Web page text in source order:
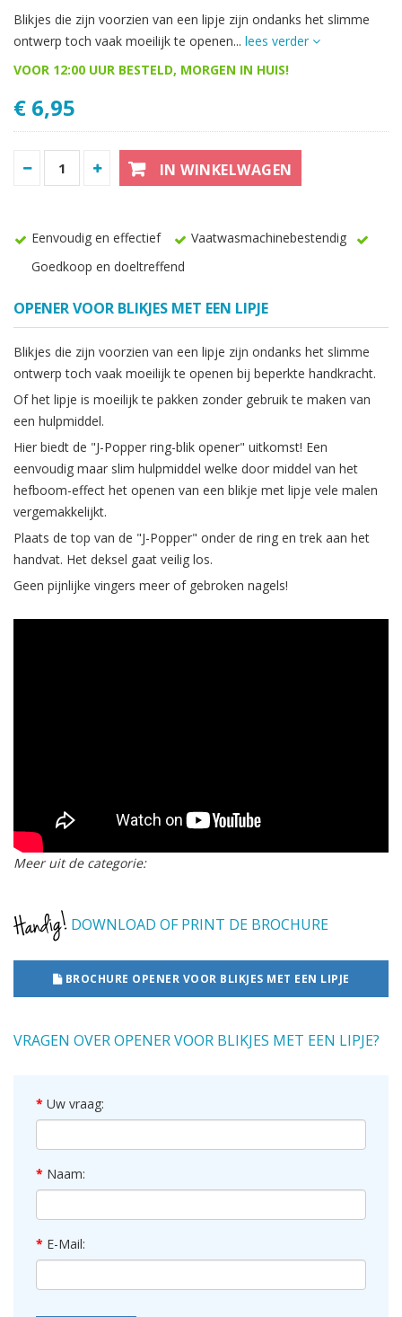
Blikjes die zijn voorzien van een lipje zijn ondanks het slimme
ontwerp toch vaak moeilijk te openen... lees verder
VOOR 12:00 UUR BESTELD, MORGEN IN HUIS!
€ 6,95
IN WINKELWAGEN
Eenvoudig en effectief
Vaatwasmachinebestendig
Goedkoop en doeltreffend
OPENER VOOR BLIKJES MET EEN LIPJE
Blikjes die zijn voorzien van een lipje zijn ondanks het slimme
ontwerp toch vaak moeilijk te openen bij beperkte handkracht.
Of het lipje is moeilijk te pakken zonder gebruik te maken van
een hulpmiddel.
Hier biedt de "J-Popper ring-blik opener" uitkomst! Een
eenvoudig maar slim hulpmiddel welke door middel van het
hefboom-effect het openen van een blikje met lipje vele malen
vergemakkelijkt.
Plaats de top van de "J-Popper" onder de ring en trek aan het
handvat. Het deksel gaat veilig los.
Geen pijnlijke vingers meer of gebroken nagels!
Meer uit de categorie:
DOWNLOAD OF PRINT DE BROCHURE
BROCHURE OPENER VOOR BLIKJES MET EEN LIPJE
VRAGEN OVER OPENER VOOR BLIKJES MET EEN LIPJE?
Uw vraag:
Naam:
E-Mail: